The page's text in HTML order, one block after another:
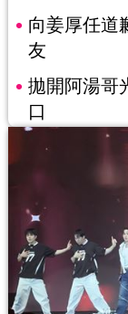
向姜厚任
友
拋開阿湯
口